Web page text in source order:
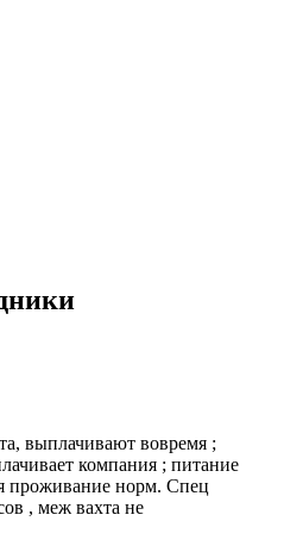
выплачивают вовремя ;
компания ; питание
проживание норм. Спец
, меж вахта не